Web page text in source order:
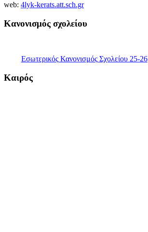
web: 4lyk-kerats.att.sch.gr
Κανονισμός σχολείου
Εσωτερικός Κανονισμός Σχολείου 25-26
Καιρός